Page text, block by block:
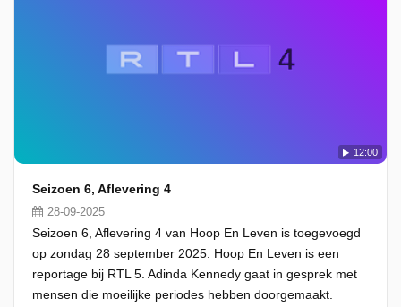
12:00
Seizoen 6, Aflevering 4
28-09-2025
Seizoen 6, Aflevering 4 van Hoop En Leven is toegevoegd
op zondag 28 september 2025. Hoop En Leven is een
reportage bij RTL 5. Adinda Kennedy gaat in gesprek met
mensen die moeilijke periodes hebben doorgemaakt.